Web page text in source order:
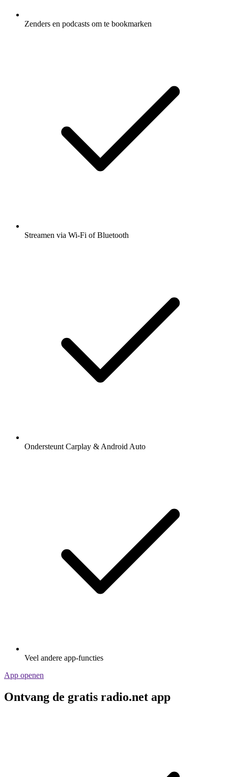
Zenders en podcasts om te bookmarken
Streamen via Wi-Fi of Bluetooth
Ondersteunt Carplay & Android Auto
Veel andere app-functies
App openen
Ontvang de gratis radio.net app